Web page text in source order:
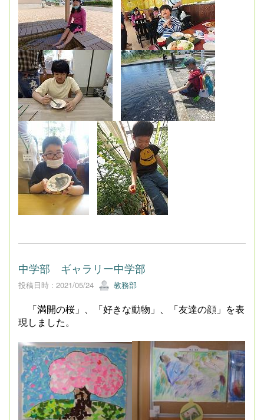
中学部 ギャラリー中学部
投稿日時 : 2021/05/24 教務部
「満開の桜」、「好きな動物」、「友達の顔」を表
現しました。